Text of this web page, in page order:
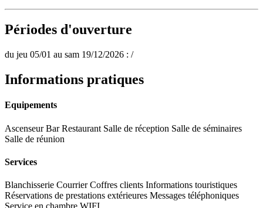
Périodes d'ouverture
du jeu 05/01 au sam 19/12/2026 : /
Informations pratiques
Equipements
AscenseurBarRestaurant Salle de réception Salle de séminaires
Salle de réunion
Services
Blanchisserie CourrierCoffres clients Informations touristiques
Réservations de prestations extérieures Messages téléphoniques